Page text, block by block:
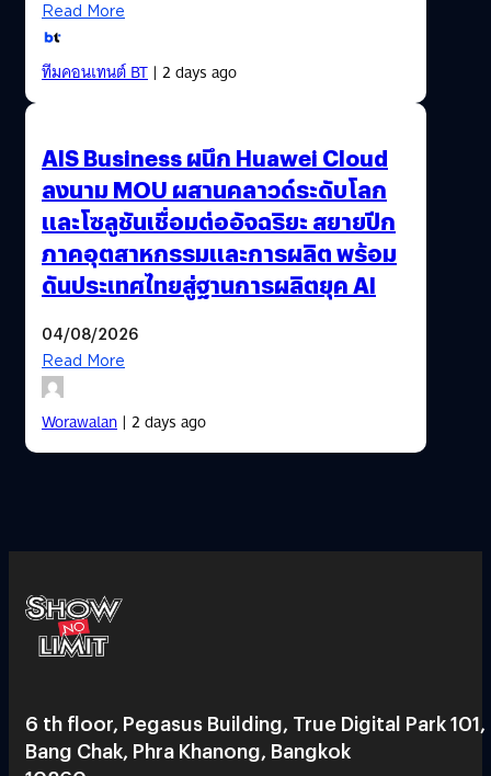
Read More
ทีมคอนเทนต์ BT| 2 days ago
AIS Business ผนึก Huawei Cloud
ลงนาม MOU ผสานคลาวด์ระดับโลก
และโซลูชันเชื่อมต่ออัจฉริยะ สยายปีก
ภาคอุตสาหกรรมและการผลิต พร้อม
ดันประเทศไทยสู่ฐานการผลิตยุค AI
04/08/2026
Read More
Worawalan| 2 days ago
6 th floor, Pegasus Building, True Digital Park 101,
Bang Chak, Phra Khanong, Bangkok